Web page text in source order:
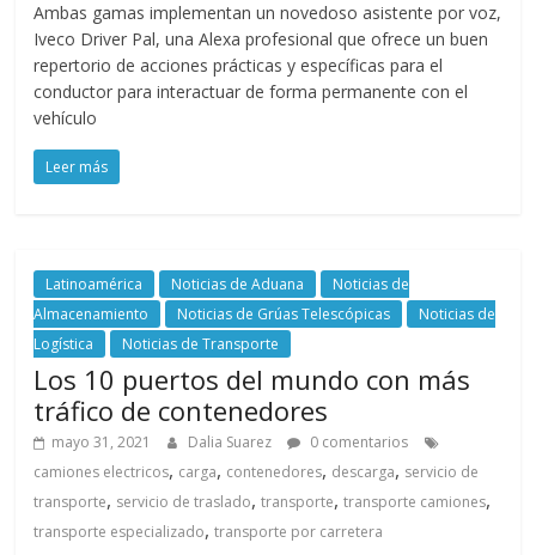
o
m
b
a
Ambas gamas implementan un novedoso asistente por voz,
Iveco Driver Pal, una Alexa profesional que ofrece un buen
repertorio de acciones prácticas y específicas para el
conductor para interactuar de forma permanente con el
vehículo
Leer más
Latinoamérica Noticias de Aduana
Noticias de
Almacenamiento
Noticias de Grúas Telescópicas
Noticias de
Logística
Noticias de Transporte
Los 10 puertos del mundo con más
tráfico de contenedores
mayo 31, 2021 Dalia Suarez
0 comentarios
camiones electricos, carga, contenedores, descarga, servicio de
transporte, servicio de traslado,transporte,transporte camiones,
transporte especializado,transporte por carretera